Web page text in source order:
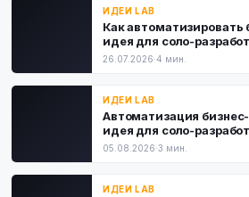
ИДЕИ LAB
Как
идея для соло-
26.07.2026·4 мин.
ИДЕИ LAB
Автоматизация
идея для соло-
05.08.2026·3 мин.
ИДЕИ LAB